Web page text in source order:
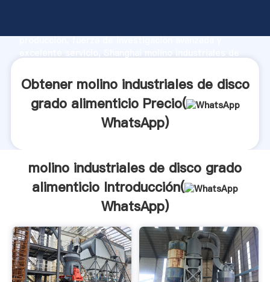
producción, fuerza de investigación avanzada y
aporta valores a todos los clientes.
Obtener molino industriales de disco
grado alimenticio Precio(
WhatsApp)
molino industriales de disco grado
alimenticio Introducción(
WhatsApp)